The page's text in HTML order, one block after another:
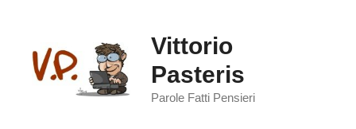
contenuto
Vittorio
Pasteris
Parole Fatti Pensieri